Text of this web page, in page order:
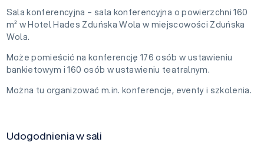
Sala konferencyjna – sala konferencyjna o powierzchni 160
m² w Hotel Hades Zduńska Wola w miejscowości Zduńska
Wola.
Może pomieścić na konferencję 176 osób w ustawieniu
bankietowym i 160 osób w ustawieniu teatralnym.
Można tu organizować m.in. konferencje, eventy i szkolenia.
Udogodnienia w sali